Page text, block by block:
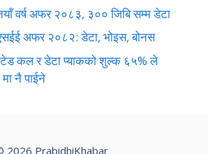
वर्ष अफर २०८३, ३०० जिबि सम्म डेटा
अफर २०८२: डेटा, भोइस, बोनस
कल र डेटा प्याकको शुल्क ६५% ले
नै पाईने
2026 PrabidhiKhabar